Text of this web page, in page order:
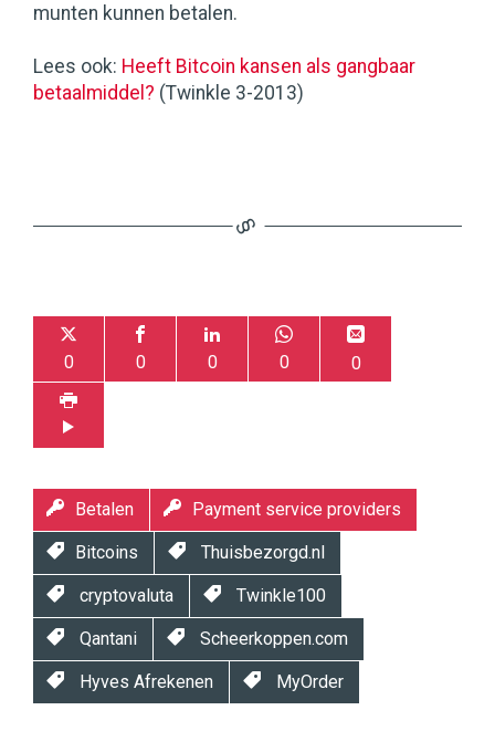
munten kunnen betalen.
Lees ook: Heeft Bitcoin kansen als gangbaar
betaalmiddel? (Twinkle 3-2013)
0 0 0 0 0
Betalen Payment service providers
Bitcoins Thuisbezorgd.nl
cryptovaluta Twinkle100
Qantani Scheerkoppen.com
Hyves Afrekenen MyOrder